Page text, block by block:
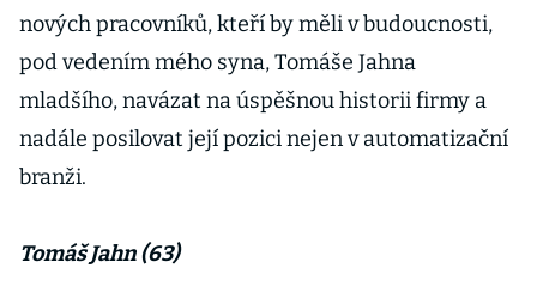
nových pracovníků, kteří by měli v budoucnosti,
pod vedením mého syna, Tomáše Jahna
mladšího, navázat na úspěšnou historii firmy a
nadále posilovat její pozici nejen v automatizační
branži.
Tomáš Jahn (63)